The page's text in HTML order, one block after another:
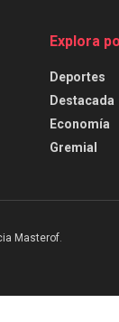
Explora
Deportes
Destacada
Economía
Gremial
Masterof